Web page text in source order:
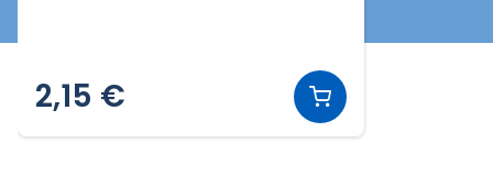
2,15 €